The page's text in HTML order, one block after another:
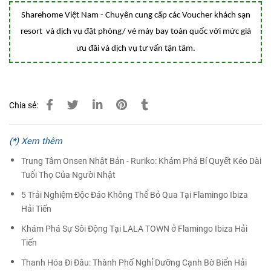
Sharehome Việt Nam - Chuyên cung cấp các Voucher khách sạn
resort và dịch vụ đặt phòng/ vé máy bay toàn quốc với mức giá
ưu đãi và dịch vụ tư vấn tận tâm.
Chia sẻ:
(*) Xem thêm
Trung Tâm Onsen Nhật Bản - Ruriko: Khám Phá Bí Quyết Kéo Dài
Tuổi Thọ Của Người Nhật
5 Trải Nghiệm Độc Đáo Không Thể Bỏ Qua Tại Flamingo Ibiza
Hải Tiến
Khám Phá Sự Sôi Động Tại LALA TOWN ở Flamingo Ibiza Hải
Tiến
Thanh Hóa Đi Đâu: Thành Phố Nghỉ Dưỡng Cạnh Bờ Biển Hải